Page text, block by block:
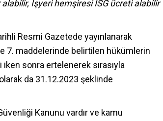
İşyeri hemşiresi İSG ücreti alabilir
Resmi Gazetede yayınlanarak
7. maddelerinde belirtilen hükümlerin
sonra ertelenerek sırasıyla
da 31.12.2023 şeklinde
Kanunu vardır ve kamu